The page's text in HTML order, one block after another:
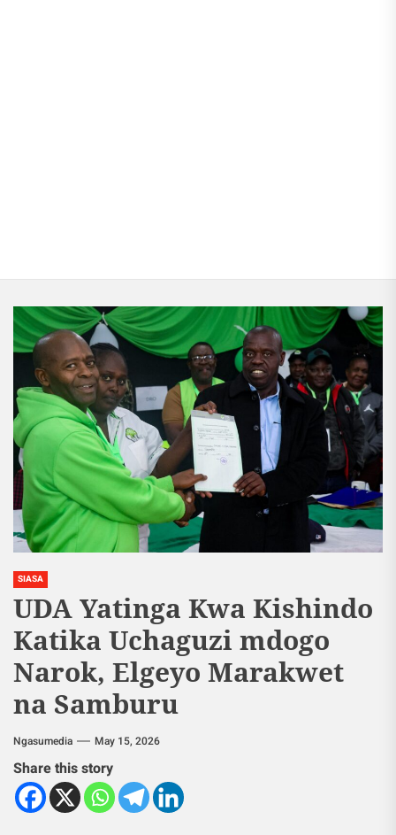
SIASA
UDA Yatinga Kwa Kishindo
Katika Uchaguzi mdogo
Narok, Elgeyo Marakwet
na Samburu
Ngasumedia May 15, 2026
Share this story